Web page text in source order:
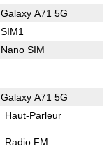
Galaxy A71 5G
SIM1
Nano SIM
Galaxy A71 5G
Haut-Parleur
Radio FM